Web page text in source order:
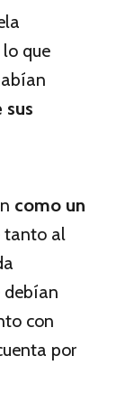
lo que
sus
como un
tanto al
debían
con
por